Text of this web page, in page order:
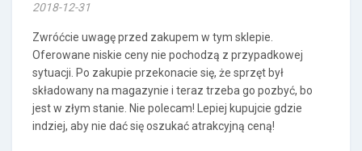
2018-12-31
Zwróćcie uwagę przed zakupem w tym sklepie.
Oferowane niskie ceny nie pochodzą z przypadkowej
sytuacji. Po zakupie przekonacie się, że sprzęt był
składowany na magazynie i teraz trzeba go pozbyć, bo
jest w złym stanie. Nie polecam! Lepiej kupujcie gdzie
indziej, aby nie dać się oszukać atrakcyjną ceną!